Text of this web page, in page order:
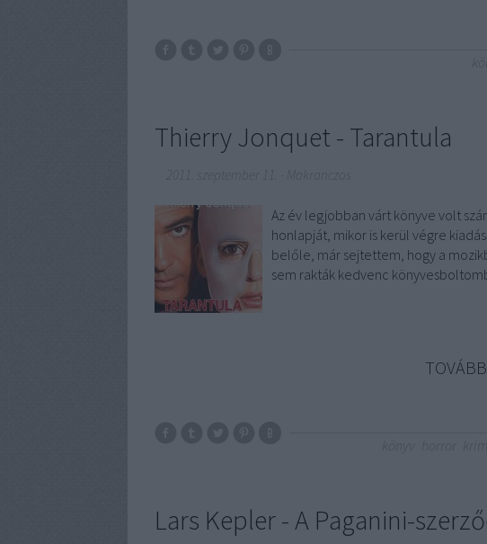
Thierry Jonquet - Tarantula
Makranczos
Az év legjobban várt könyve volt
honlapját, mikor is kerül végre
belőle, már sejtettem, hogy a
sem rakták kedvenc
TOVÁBB
Lars Kepler - A Paganini-